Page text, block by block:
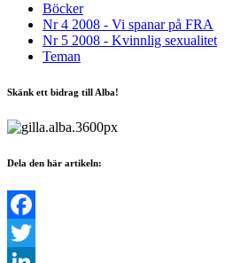
Böcker
Nr 4 2008 - Vi spanar på FRA
Nr 5 2008 - Kvinnlig sexualitet
Teman
Skänk ett bidrag till Alba!
Dela den här artikeln:
Facebook